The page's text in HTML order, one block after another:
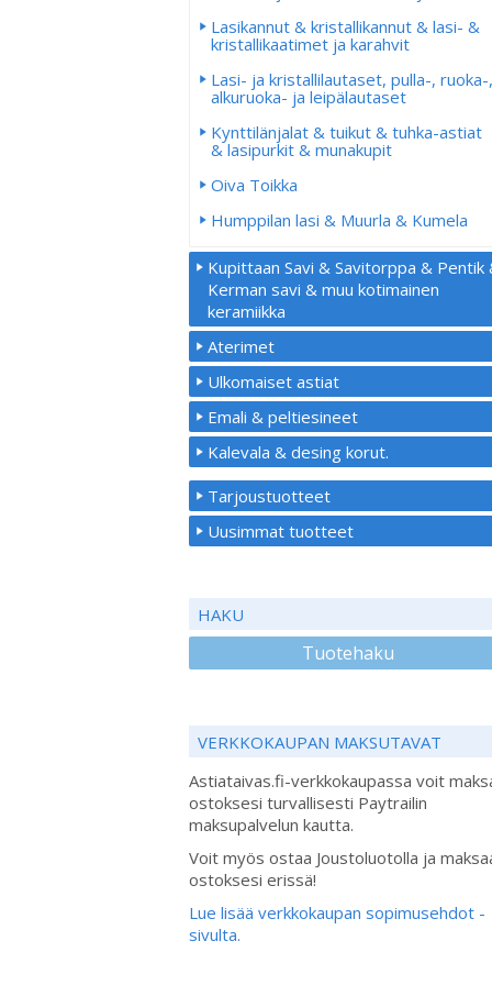
Lasikannut & kristallikannut & lasi- &
kristallikaatimet ja karahvit
Lasi- ja kristallilautaset, pulla-, ruoka-,
alkuruoka- ja leipälautaset
Kynttilänjalat & tuikut & tuhka-astiat
& lasipurkit & munakupit
Oiva Toikka
Humppilan lasi & Muurla & Kumela
Kupittaan Savi & Savitorppa & Pentik
Kerman savi & muu kotimainen
keramiikka
Aterimet
Ulkomaiset astiat
Emali & peltiesineet
Kalevala & desing korut.
Tarjoustuotteet
Uusimmat tuotteet
HAKU
Tuotehaku
VERKKOKAUPAN MAKSUTAVAT
Astiataivas.fi-verkkokaupassa voit
ostoksesi turvallisesti Paytrailin
maksupalvelun kautta.
Voit myös ostaa Joustoluotolla ja
ostoksesi erissä!
Lue lisää verkkokaupan sopimusehdot -
sivulta.